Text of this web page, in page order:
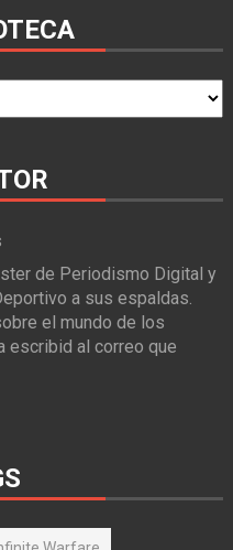
de Periodismo Digital y
a sus espaldas.
el mundo de los
escribid al correo que